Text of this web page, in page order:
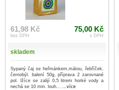
61,98 Kč
bez DPH
75,00 Kč
s DPH
skladem
Sypaný čaj se heřmánkem,mátou, řebříček,
černobýl. balení 50g, příprava 2 zarovnané
pol. lžíce se zalijí 0,5 litrem horké vody a
nechá se 10 min. louh... ...více